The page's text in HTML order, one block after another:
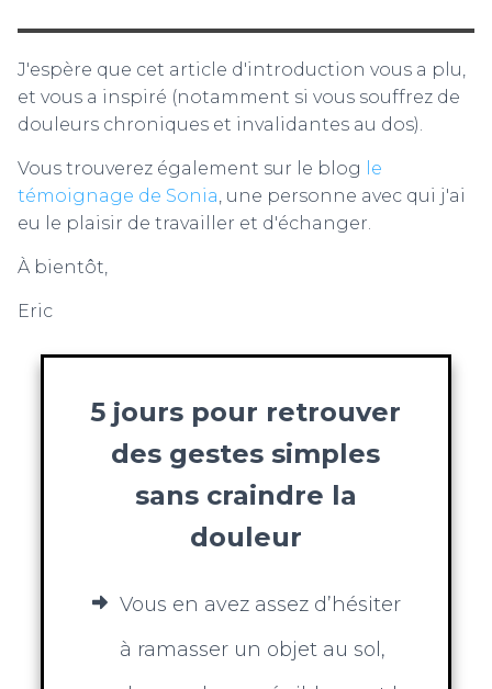
J'espère que cet article d'introduction vous a plu,
et vous a inspiré (notamment si vous souffrez de
douleurs chroniques et invalidantes au dos).
Vous trouverez également sur le blog
le
témoignage de Sonia, une personne avec qui j'ai
eu le plaisir de travailler et d'échanger.
À bientôt,
Eric
5 jours pour retrouver
des gestes simples
sans craindre la
douleur
Vous en avez assez d’hésiter
à ramasser un objet au sol,